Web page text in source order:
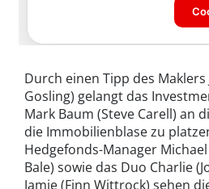
Durch einen Tipp des Maklers
Gosling) gelangt das
Mark Baum (Steve Carell) an
die Immobilienblase zu
Hedgefonds-Manager
Bale) sowie das Duo Charlie
Jamie (Finn Wittrock) sehen